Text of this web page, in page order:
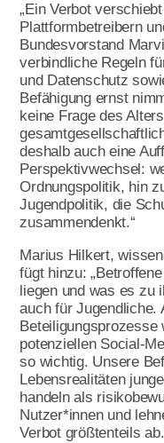
Die AWO
Oft gefragt
Initiative
Ehrenamt
Kinder- und
„Ein Verbot
Plattformbetreibern
Bundesvorstand
verbindliche Regeln
und Datenschutz
Befähigung ernst
keine Frage des
deshalb auch eine
Perspektivwechsel:
Ordnungspolitik, hin
Jugendpolitik, die
zusammendenkt.“
Marius Hilkert,
fügt hinzu:
liegen und was es zu
auch für Jugendliche.
Beteiligungsprozesse
potenziellen Social-
so wichtig. Unsere
Lebensrealitäten
handeln als
Nutzer*innen und
Verbot größtenteils